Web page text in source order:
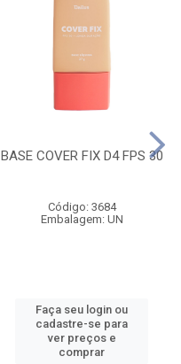
BASE COVER FIX D4 FPS 30
Código: 3684
Embalagem: UN
Faça seu login ou
cadastre-se para
ver preços e
comprar